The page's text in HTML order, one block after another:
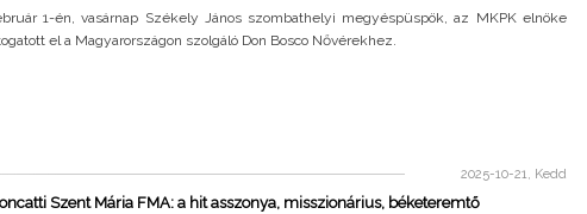
1-én, vasárnap Székely János szombathelyi megyéspüspök, az MKPK elnöke
el a Magyarországon szolgáló Don Bosco Nővérekhez.
2025-10-21, Kedd
Szent Mária FMA: a hit asszonya, misszionárius, béketeremtő